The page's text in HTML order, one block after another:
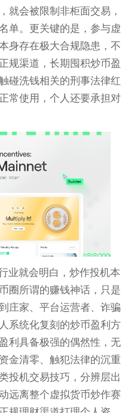
就会被限制非柜面交易，
单。更关键的是，参与虚
身存在极大合规隐患，不
规渠道，长期囤积炒币盈
碰洗钱相关的刑事法律红
常使用，个人还要承担对
业就会明白，炒作投机本
圈所谓的赚钱神话，只是
庄家、平台运营者、诈骗
系统化复刻的炒币盈利方
利具备极强的偶然性，无
金清零、触犯法律的沉重
投机交易技巧，分辨层出
远离整个虚拟货币炒作赛